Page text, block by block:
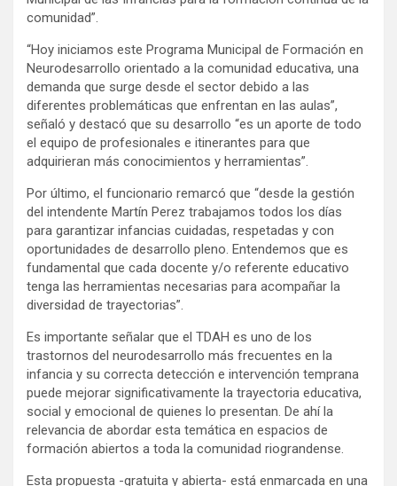
comunidad”.
“Hoy iniciamos este Programa Municipal de Formación en
Neurodesarrollo orientado a la comunidad educativa, una
demanda que surge desde el sector debido a las
diferentes problemáticas que enfrentan en las aulas”,
señaló y destacó que su desarrollo “es un aporte de todo
el equipo de profesionales e itinerantes para que
adquirieran más conocimientos y herramientas”.
Por último, el funcionario remarcó que “desde la gestión
del intendente Martín Perez trabajamos todos los días
para garantizar infancias cuidadas, respetadas y con
oportunidades de desarrollo pleno. Entendemos que es
fundamental que cada docente y/o referente educativo
tenga las herramientas necesarias para acompañar la
diversidad de trayectorias”.
Es importante señalar que el TDAH es uno de los
trastornos del neurodesarrollo más frecuentes en la
infancia y su correcta detección e intervención temprana
puede mejorar significativamente la trayectoria educativa,
social y emocional de quienes lo presentan. De ahí la
relevancia de abordar esta temática en espacios de
formación abiertos a toda la comunidad riograndense.
Esta propuesta -gratuita y abierta- está enmarcada en una